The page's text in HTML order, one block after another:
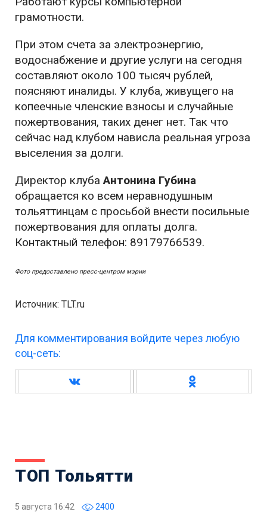
грамотности.
При этом счета за электроэнергию,
водоснабжение и другие услуги на сегодня
составляют около 100 тысяч рублей,
поясняют иналиды. У клуба, живущего на
копеечные членские взносы и случайные
пожертвования, таких денег нет. Так что
сейчас над клубом нависла реальная угроза
выселения за долги.
Директор клубаАнтонина Губина
обращается ко всем неравнодушным
тольяттинцам с просьбой внести посильные
пожертвования для оплаты долга.
Контактный телефон: 89179766539.
Фото предоставлено пресс-центром мэрии
Источник: TLT.ru
Для комментирования войдите через любую
соц-сеть:
ТОП Тольятти
5 августа 16:42 2400